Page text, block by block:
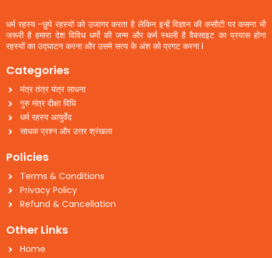
धर्म रहस्य -छुपे रहस्यों को उजागर करता है लेकिन इन्हें विज्ञान की कसौटी पर कसना भी
जरूरी है हमारा देश विविध धर्मो की जन्म और कर्म स्थली है वैबसाइट का प्रयास होगा
रहस्यों का उद्घाटन करना और उसमे सत्य के अंश को प्रगट करना l
Categories
मंत्र तंत्र यंत्र साधना
गुरु मंत्र दीक्षा विधि
धर्म रहस्य आयुर्वेद
साधक प्रश्न और उत्तर श्रंखला
Policies
Terms & Conditions
Privacy Policy
Refund & Cancellation
Other Links
Home